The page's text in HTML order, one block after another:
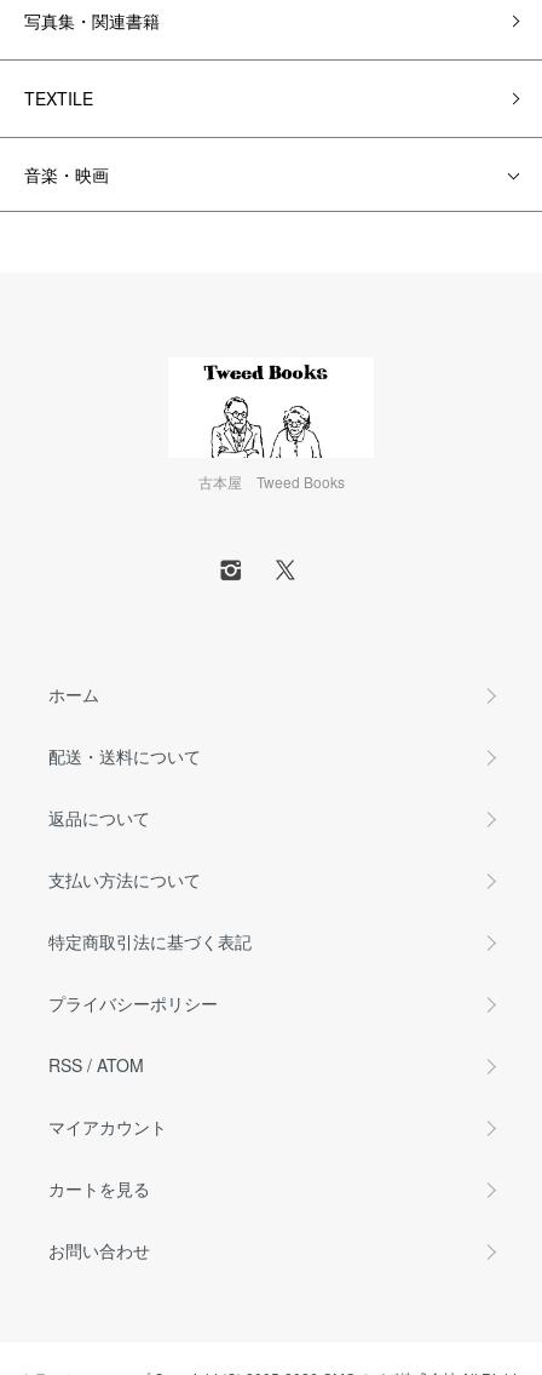
写真集・関連書籍
TEXTILE
音楽・映画
古本屋 Tweed Books
ホーム
配送・送料について
返品について
支払い方法について
特定商取引法に基づく表記
プライバシーポリシー
RSS / ATOM
マイアカウント
カートを見る
お問い合わせ